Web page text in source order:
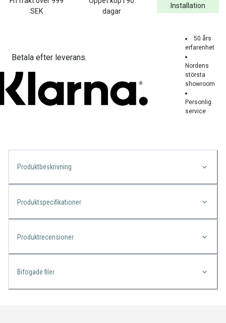
SEK
dagar
Installation
Betala efter leverans.
50 års
erfarenhet
Nordens
största
showroom
Personlig
service
Produktbeskrivning
Produktspecifikationer
Produktrecensioner
Bifogade filer